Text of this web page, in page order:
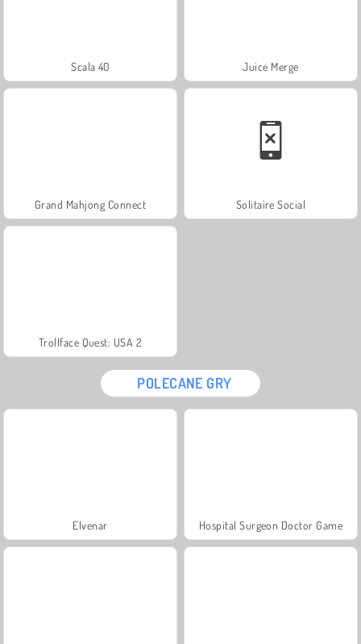
Scala 40 Juice Merge
Grand Mahjong Connect Solitaire Social
Trollface Quest: USA 2
POLECANE GRY
Elvenar Hospital Surgeon Doctor Game